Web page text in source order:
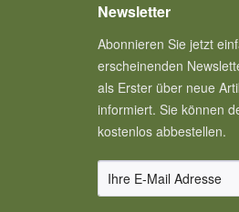
Newsletter
Abonnieren Sie jetzt
erscheinenden
als Erster über neue
informiert. Sie können
kostenlos abbestellen.